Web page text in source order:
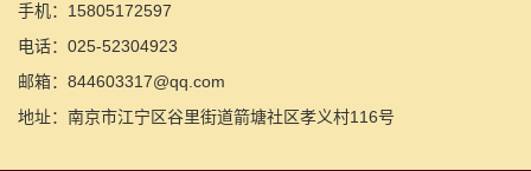
手机：15805172597
电话：025-52304923
邮箱：844603317@qq.com
地址：南京市江宁区谷里街道箭塘社区孝义村116号